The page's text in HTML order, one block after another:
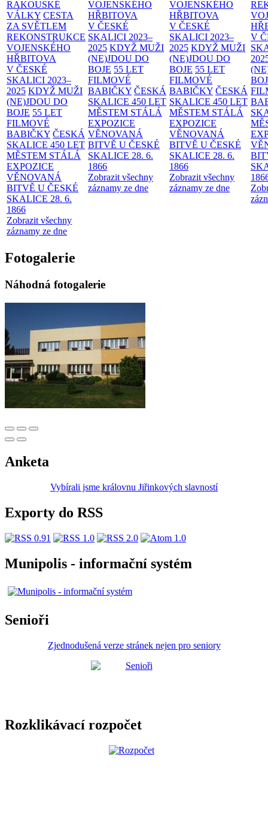
RAKOUSKÉ
VÁLKY CESTA
ZA SVĚTLEM
REKONSTRUKCE
VOJENSKÉHO
HŘBITOVA
V ČESKÉ
SKALICI 2023–
2025 KDYŽ MUŽI
(NE)JDOU DO
BOJE 55 LET
FILMOVÉ
BABIČKY ČESKÁ
SKALICE 450 LET
MĚSTEM STÁLÁ
EXPOZICE
VĚNOVANÁ
BITVĚ U ČESKÉ
SKALICE 28. 6.
1866
Zobrazit všechny
záznamy ze dne
VOJENSKÉHO
HŘBITOVA
V ČESKÉ
SKALICI 2023–
2025 KDYŽ MUŽI
(NE)JDOU DO
BOJE 55 LET
FILMOVÉ
BABIČKY ČESKÁ
SKALICE 450 LET
MĚSTEM STÁLÁ
EXPOZICE
VĚNOVANÁ
BITVĚ U ČESKÉ
SKALICE 28. 6.
1866
Zobrazit všechny
záznamy ze dne
VOJENSKÉHO
HŘBITOVA
V ČESKÉ
SKALICI 2023–
2025 KDYŽ MUŽI
(NE)JDOU DO
BOJE 55 LET
FILMOVÉ
BABIČKY ČESKÁ
SKALICE 450 LET
MĚSTEM STÁLÁ
EXPOZICE
VĚNOVANÁ
BITVĚ U ČESKÉ
SKALICE 28. 6.
1866
Zobrazit všechny
záznamy ze dne
V
Fotogalerie
Náhodná fotogalerie
Anketa
Vybírali jsme královnu Jiřinkových slavností
Exporty do RSS
Munipolis - informační systém
Senioři
Zjednodušená verze stránek nejen pro seniory
Rozklikávací rozpočet